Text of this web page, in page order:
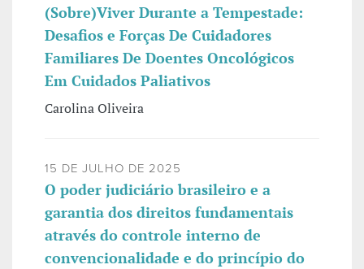
(Sobre)Viver Durante a Tempestade:
Desafios e Forças De Cuidadores
Familiares De Doentes Oncológicos
Em Cuidados Paliativos
Carolina Oliveira
15 DE JULHO DE 2025
O poder judiciário brasileiro e a
garantia dos direitos fundamentais
através do controle interno de
convencionalidade e do princípio do